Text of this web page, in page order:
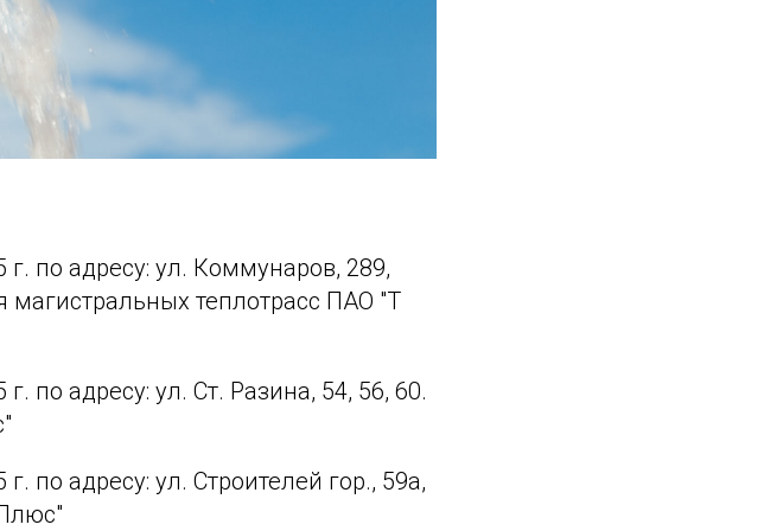
г. по адресу: ул. Коммунаров, 289,
теплотрасс ПАО "Т
по адресу: ул. Ст. Разина, 54, 56, 60.
по адресу: ул. Строителей гор., 59а,